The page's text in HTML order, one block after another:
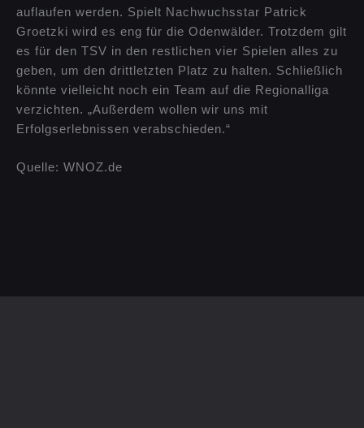
auflaufen werden. Spielt Nachwuchsstar Patrick
Groetzki wird es eng für die Odenwälder. Trotzdem gilt
es für den TSV in den restlichen vier Spielen alles zu
geben, um den drittletzten Platz zu halten. Schließlich
könnte vielleicht noch ein Team auf die Regionalliga
verzichten. „Außerdem wollen wir uns mit
Erfolgserlebnissen verabschieden.“
Quelle: WNOZ.de